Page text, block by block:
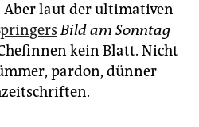
laut der ultimativen
Bild am Sonntag
kein Blatt. Nicht
pardon, dünner